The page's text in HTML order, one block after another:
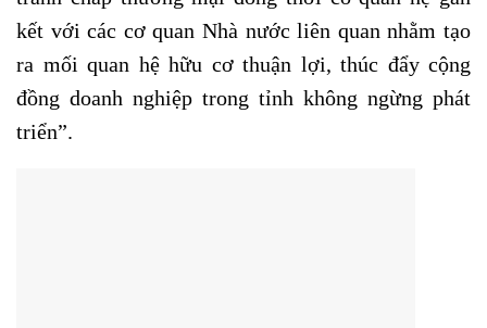
kết với các cơ quan Nhà nước liên quan nhằm tạo
ra mối quan hệ hữu cơ thuận lợi, thúc đẩy cộng
đồng doanh nghiệp trong tỉnh không ngừng phát
triển”.